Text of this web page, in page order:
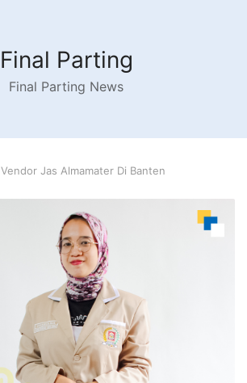
Final Parting
Final Parting News
Vendor Jas Almamater Di Banten